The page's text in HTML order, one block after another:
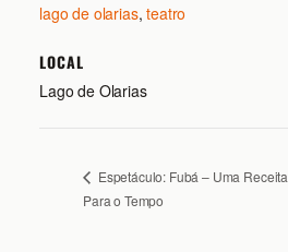
lago de olarias,teatro
LOCAL
Lago de Olarias
Espetáculo: Fubá – Uma Receita
Para o Tempo